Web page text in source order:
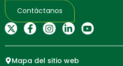
Contáctanos
Mapa del sitio web